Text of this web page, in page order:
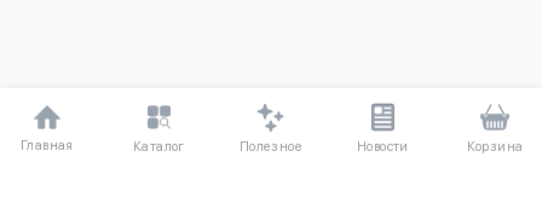
Главная Каталог Полезное Новости Корзина